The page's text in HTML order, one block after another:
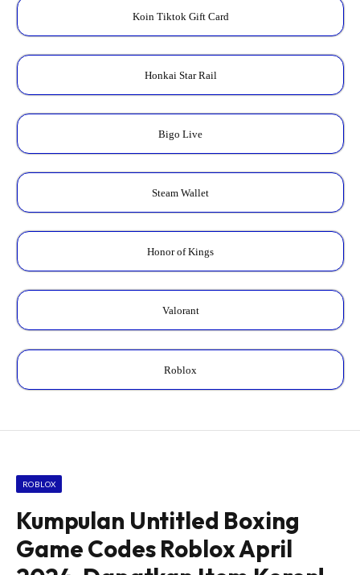
Koin Tiktok Gift Card
Honkai Star Rail
Bigo Live
Steam Wallet
Honor of Kings
Valorant
Roblox
ROBLOX
Kumpulan Untitled Boxing
Game Codes Roblox April